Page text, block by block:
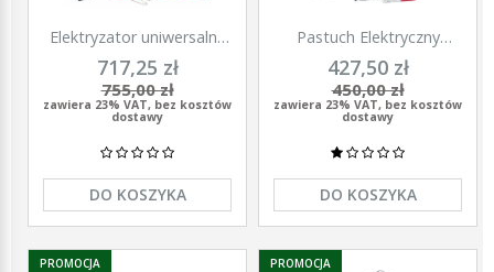
Elektryzator uniwersalny
TITAN DUO 3000, dla
koni, bydła, owiec i kóz,
2,0 J, Kerbl
717,25 zł
755,00 zł
zawiera 23% VAT, bez kosztów
dostawy
DO KOSZYKA
Pastuch Elektryczny
Elektryzator uniwersalny
Pomelac AS-3300 3,3 Jula
427,50 zł
450,00 zł
zawiera 23% VAT, bez kosztów
dostawy
DO KOSZYKA
PROMOCJA PROMOCJA